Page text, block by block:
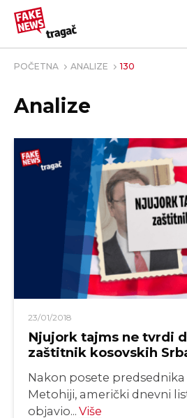
PRIJAVI LAŽNU VEST!
POČETNA ANALIZE 130
Analize
23/01/2018
Njujork tajms ne tvrdi
zaštitnik kosovskih
Nakon posete predsednika
Metohiji, američki dnevni
objavio... Više